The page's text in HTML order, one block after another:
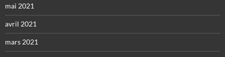
mai 2021
avril 2021
mars 2021